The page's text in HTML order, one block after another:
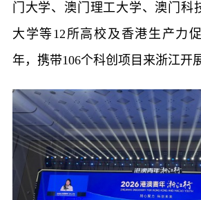
门大学、澳门理工大学、澳门科
大学等12所高校及香港生产力
年，携带106个科创项目来浙江开